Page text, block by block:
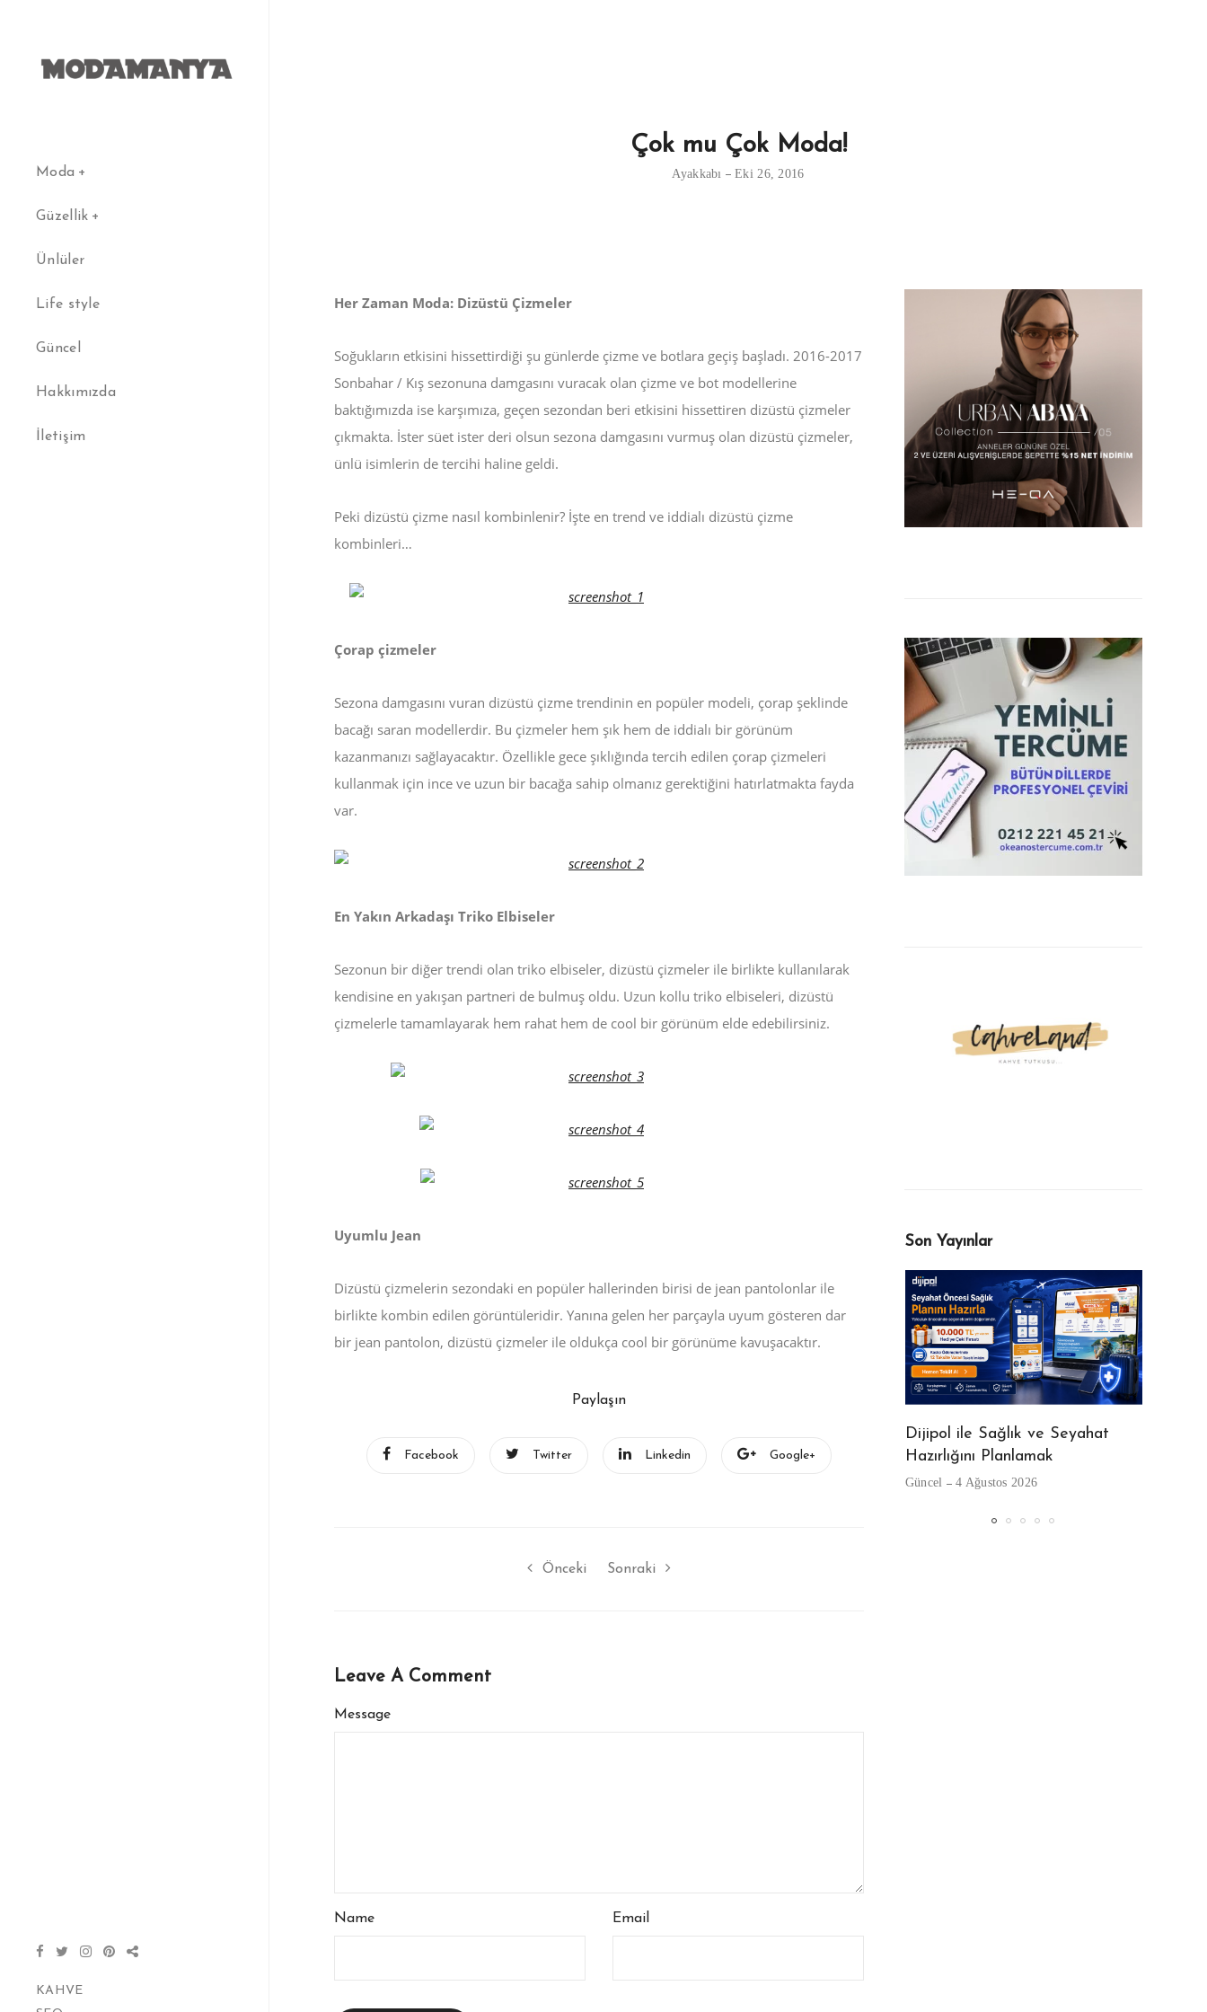
Moda
Güzellik
Ünlüler
Life style
Güncel
Hakkımızda
İletişim
KAHVE
Çok mu Çok Moda!
Ayakkabı Eki 26, 2016
Her Zaman Moda: Dizüstü Çizmeler
Soğukların etkisini hissettirdiği şu günlerde çizme ve botlara geçiş başladı. 2016-2017
Sonbahar / Kış sezonuna damgasını vuracak olan çizme ve bot modellerine
baktığımızda ise karşımıza, geçen sezondan beri etkisini hissettiren dizüstü çizmeler
çıkmakta. İster süet ister deri olsun sezona damgasını vurmuş olan dizüstü çizmeler,
ünlü isimlerin de tercihi haline geldi.
Peki dizüstü çizme nasıl kombinlenir? İşte en trend ve iddialı dizüstü çizme
kombinleri…
Çorap çizmeler
Sezona damgasını vuran dizüstü çizme trendinin en popüler modeli, çorap şeklinde
bacağı saran modellerdir. Bu çizmeler hem şık hem de iddialı bir görünüm
kazanmanızı sağlayacaktır. Özellikle gece şıklığında tercih edilen çorap çizmeleri
kullanmak için ince ve uzun bir bacağa sahip olmanız gerektiğini hatırlatmakta fayda
var.
En Yakın Arkadaşı Triko Elbiseler
Sezonun bir diğer trendi olan triko elbiseler, dizüstü çizmeler ile birlikte kullanılarak
kendisine en yakışan partneri de bulmuş oldu. Uzun kollu triko elbiseleri, dizüstü
çizmelerle tamamlayarak hem rahat hem de cool bir görünüm elde edebilirsiniz.
Uyumlu Jean
Dizüstü çizmelerin sezondaki en popüler hallerinden birisi de jean pantolonlar ile
birlikte kombin edilen görüntüleridir. Yanına gelen her parçayla uyum gösteren dar
bir jean pantolon, dizüstü çizmeler ile oldukça cool bir görünüme kavuşacaktır.
Paylaşın
Facebook Twitter Linkedin Google+
Önceki Sonraki
Leave A Comment
Message
Name Email
Son Yayınlar
hummel Erkek Spor Ayakkabı
Taban Teknolojileri: Yastıklama,
Kavrama, Denge
hummel Sporcu Sütyeni Kullanıcı
Yorumları: Destek, Kalıp ve
Dayanıklılık
Dijipol ile Sağlık ve Seyahat
Hazırlığını Planlamak
Güncel 4 Ağustos 2026